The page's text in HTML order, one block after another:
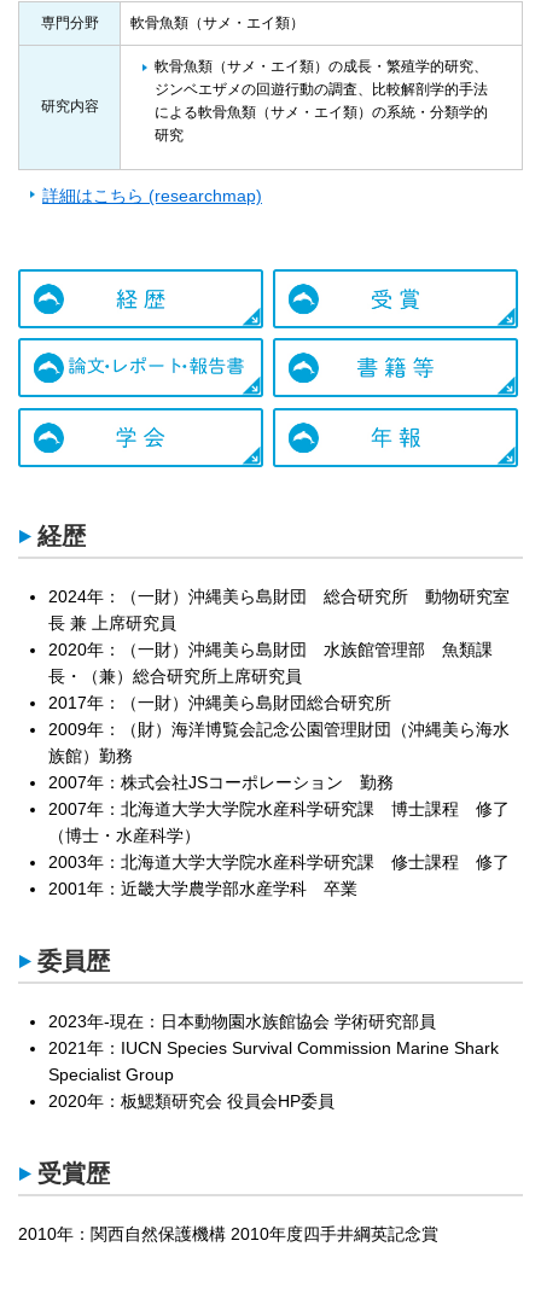
専門分野 軟骨魚類（サメ・エイ類）
研究内容
軟骨魚類（サメ・エイ類）の成長・繁殖学的研究、
ジンベエザメの回遊行動の調査、比較解剖学的手法
による軟骨魚類（サメ・エイ類）の系統・分類学的
研究
詳細はこちら (researchmap)
経歴
2024年：（一財）沖縄美ら島財団 総合研究所 動物研究室
長 兼 上席研究員
2020年：（一財）沖縄美ら島財団 水族館管理部 魚類課
長・（兼）総合研究所上席研究員
2017年：（一財）沖縄美ら島財団総合研究所
2009年：（財）海洋博覧会記念公園管理財団（沖縄美ら海水
族館）勤務
2007年：株式会社JSコーポレーション 勤務
2007年：北海道大学大学院水産科学研究課 博士課程 修了
（博士・水産科学）
2003年：北海道大学大学院水産科学研究課 修士課程 修了
2001年：近畿大学農学部水産学科 卒業
委員歴
2023年-現在：日本動物園水族館協会 学術研究部員
2021年：IUCN Species Survival Commission Marine Shark
Specialist Group
2020年：板鰓類研究会 役員会HP委員
受賞歴
2010年：関西自然保護機構 2010年度四手井綱英記念賞